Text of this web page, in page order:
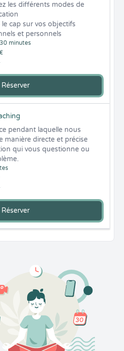
minutes
les différents modes de
le cap sur vos objectifs
et personnels
Réserver
pendant laquelle nous
manière directe et précise
qui vous questionne ou
Réserver